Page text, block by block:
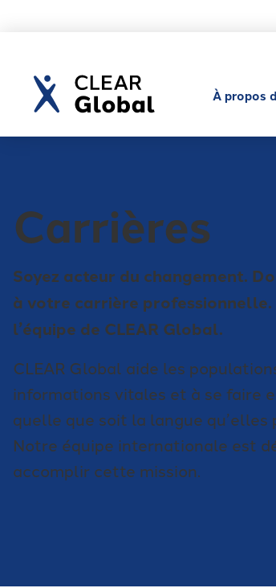
À propos
Carrières
Soyez acteur du changement.
à votre carrière professionnelle.
l’équipe de CLEAR Global.
CLEAR Global aide les
informations vitales et à se faire
quelle que soit la langue qu’elles
Notre équipe internationale est
accomplir cette mission.